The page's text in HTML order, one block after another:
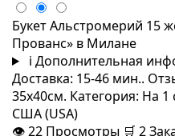
Букет Альстромерий 15
Прованс» в Милане
i Дополнительная
Доставка: 15-46 мин..
35x40см. Категория: На
США (USA)
👁22 Просмотры 🛒 2